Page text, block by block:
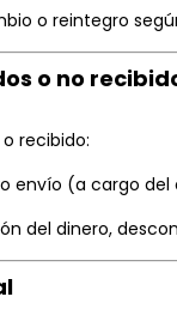
o reintegro
o no
recibido:
envío (a cargo del
del dinero,